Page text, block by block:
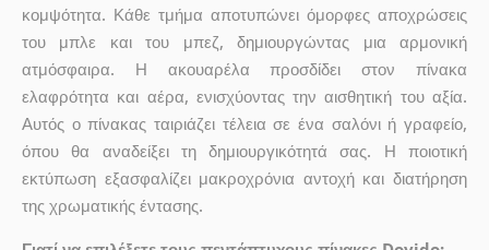
κομψότητα. Κάθε τμήμα αποτυπώνει όμορφες αποχρώσεις
του μπλε και του μπεζ, δημιουργώντας μια αρμονική
ατμόσφαιρα. Η ακουαρέλα προσδίδει στον πίνακα
ελαφρότητα και αέρα, ενισχύοντας την αισθητική του αξία.
Αυτός ο πίνακας ταιριάζει τέλεια σε ένα σαλόνι ή γραφείο,
όπου θα αναδείξει τη δημιουργικότητά σας. Η ποιοτική
εκτύπωση εξασφαλίζει μακροχρόνια αντοχή και διατήρηση
της χρωματικής έντασης.